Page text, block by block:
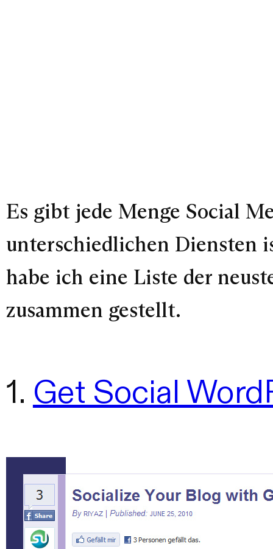
Es gibt jede Menge Social
unterschiedlichen Diensten
habe ich eine Liste der
zusammen gestellt.
1. Get Social